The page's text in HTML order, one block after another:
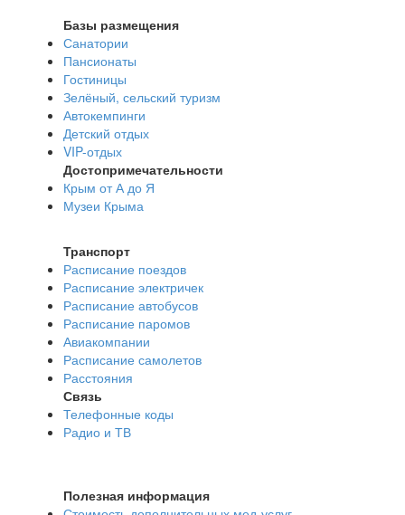
Базы размещения
Санатории
Пансионаты
Гостиницы
Зелёный, сельский туризм
Автокемпинги
Детский отдых
VIP-отдых
Достопримечательности
Крым от А до Я
Музеи Крыма
Транспорт
Расписание поездов
Расписание электричек
Расписание автобусов
Расписание паромов
Авиакомпании
Расписание самолетов
Расстояния
Связь
Телефонные коды
Радио и ТВ
Полезная информация